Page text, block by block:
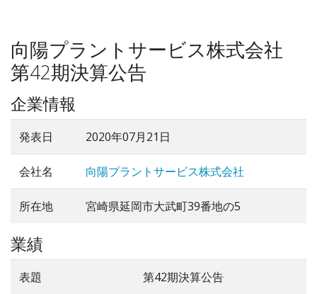
向陽プラントサービス株式会社
第42期決算公告
企業情報
発表日 2020年07月21日
会社名 向陽プラントサービス株式会社
所在地 宮崎県延岡市大武町39番地の5
業績
表題 第42期決算公告